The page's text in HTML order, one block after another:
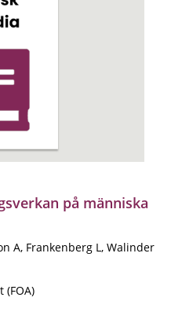
på människa
A, Frankenberg L, Walinder
(FOA)